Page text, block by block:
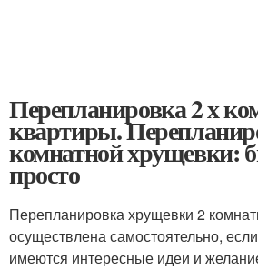
Перепланировка 2 х
квартиры.
комнатной хрущевки:
просто
Перепланировка хрущевки 2
осуществлена самостоятельно,
имеются интересные идеи и